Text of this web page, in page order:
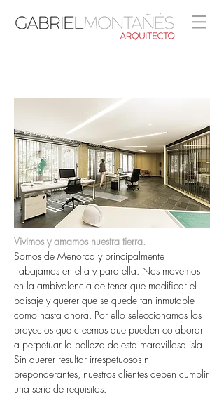
Vivimos y amamos nuestra tierra.
Somos de Menorca y principalmente
trabajamos en ella y para ella. Nos movemos
en la ambivalencia de tener que modificar el
paisaje y querer que se quede tan inmutable
como hasta ahora. Por ello seleccionamos los
proyectos que creemos que pueden colaborar
a perpetuar la belleza de esta maravillosa isla.
Sin querer resultar irrespetuosos ni
preponderantes, nuestros clientes deben cumplir
una serie de requisitos: